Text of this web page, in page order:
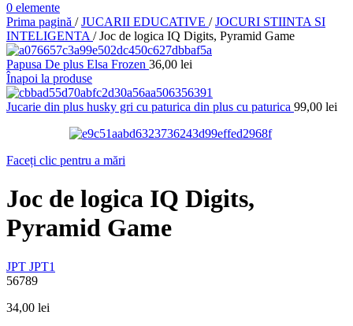
0 elemente
Prima pagină / JUCARII EDUCATIVE / JOCURI STIINTA SI
INTELIGENTA / Joc de logica IQ Digits, Pyramid Game
Papusa De plus Elsa Frozen 36,00 lei
Înapoi la produse
Jucarie din plus husky gri cu paturica din plus cu paturica 99,00 lei
Faceți clic pentru a mări
Joc de logica IQ Digits,
Pyramid Game
JPT JPT1
56789
34,00 lei